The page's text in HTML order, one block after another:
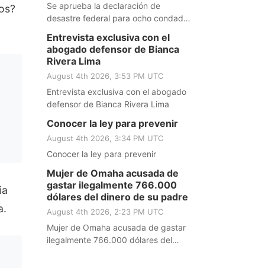
Se aprueba la declaración de
desastre federal para ocho condados
tormentas severas de mayo
Entrevista exclusiva con el
abogado defensor de Bianca
Rivera Lima
August 4th 2026, 3:53 PM UTC
Entrevista exclusiva con el abogado
defensor de Bianca Rivera Lima
Conocer la ley para prevenir
August 4th 2026, 3:34 PM UTC
Conocer la ley para prevenir
Mujer de Omaha acusada de
gastar ilegalmente 766.000
dólares del dinero de su padre
August 4th 2026, 2:23 PM UTC
Mujer de Omaha acusada de gastar
ilegalmente 766.000 dólares del